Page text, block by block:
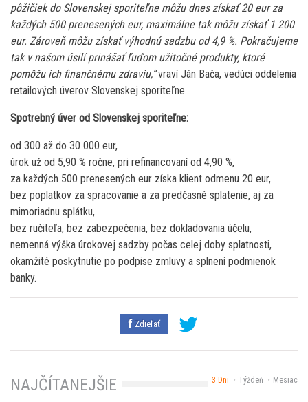
pôžičiek do Slovenskej sporiteľne môžu dnes získať 20 eur za
každých 500 prenesených eur, maximálne tak môžu získať 1 200
eur. Zároveň môžu získať výhodnú sadzbu od 4,9 %. Pokračujeme
tak v našom úsilí prinášať ľuďom užitočné produkty, ktoré
pomôžu ich finančnému zdraviu,“vraví Ján Bača, vedúci oddelenia
retailových úverov Slovenskej sporiteľne.
Spotrebný úver od Slovenskej sporiteľne:
od 300 až do 30 000 eur,
úrok už od 5,90 % ročne, pri refinancovaní od 4,90 %,
za každých 500 prenesených eur získa klient odmenu 20 eur,
bez poplatkov za spracovanie a za predčasné splatenie, aj za
mimoriadnu splátku,
bez ručiteľa, bez zabezpečenia, bez dokladovania účelu,
nemenná výška úrokovej sadzby počas celej doby splatnosti,
okamžité poskytnutie po podpise zmluvy a splnení podmienok
banky.
Zdieľať
3 Dni Týždeň Mesiac
NAJČÍTANEJŠIE